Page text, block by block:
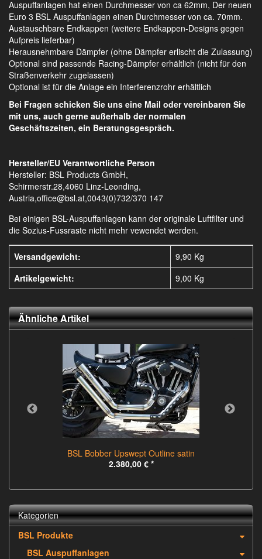
Auspuffanlagen hat einen Durchmesser von ca 62mm, Der neuen
Euro 3 BSL Auspuffanlagen einen Durchmesser von ca. 70mm.
Austauschbare Endkappen (weitere Endkappen-Designs gegen
Aufpreis lieferbar)
Herausnehmbare Dämpfer (ohne Dämpfer erlischt die Zulassung)
Optional sind passende Racing-Dämpfer erhältlich (nicht für den
Straßenverkehr zugelassen)
Optional ist für die Anlage ein Interferenzrohr erhältlich
Bei Fragen schicken Sie uns eine Mail oder vereinbaren Sie
mit uns, auch gerne außerhalb der normalen
Geschäftszeiten, ein Beratungsgespräch.
Hersteller/EU Verantwortliche Person
Hersteller: BSL Products GmbH,
Schirmerstr.28,4060 Linz-Leonding,
Austria,office@bsl.at,0043(0)732/370 147
Bei einigen BSL-Auspuffanlagen kann der originale Luftfilter und
die Sozius-Fussraste nicht mehr vewendet werden.
Versandgewicht:
9,90 Kg
Artikelgewicht:
9,00 Kg
Ähnliche Artikel
BSL Bobber Upswept Outline satin
2.380,00 € *
Kategorien
BSL Produkte
BSL Auspuffanlagen